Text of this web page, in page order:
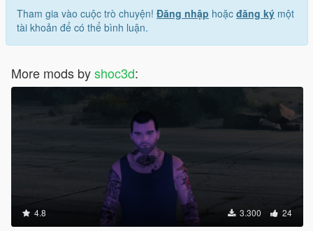
Tham gia vào cuộc trò chuyện! Đăng nhập hoặc đăng ký một
tài khoản để có thể bình luận.
More mods byshoc3d:
4.8 3.300 24